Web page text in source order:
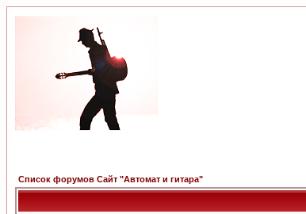
Список форумов Сайт "Автомат и гитара"